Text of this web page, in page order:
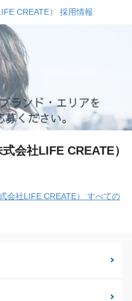
CREATE） 採用情報
会社LIFE CREATE）
会社LIFE CREATE） すべての